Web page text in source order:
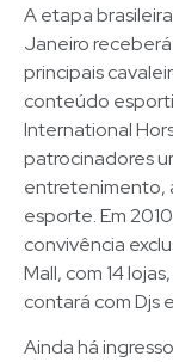
A etapa
Janeiro
principais
conteúdo
International
patrocinadores
entretenimento,
esporte. Em
convivência
Mall, com 14
contará com Djs
Ainda há